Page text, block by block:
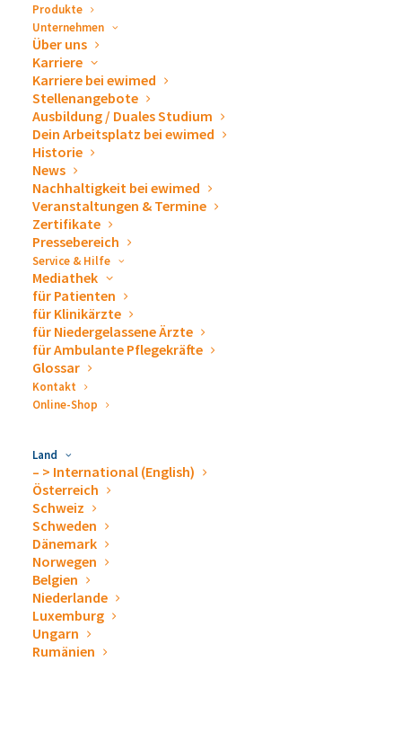
Produkte
Unternehmen
Über uns
Karriere
Karriere bei ewimed
Stellenangebote
Ausbildung / Duales Studium
Dein Arbeitsplatz bei ewimed
Historie
News
Nachhaltigkeit bei ewimed
Veranstaltungen & Termine
Zertifikate
Pressebereich
Service & Hilfe
Mediathek
für Patienten
für Klinikärzte
für Niedergelassene Ärzte
für Ambulante Pflegekräfte
Glossar
Kontakt
Online-Shop
Land
– > International (English)
Österreich
Schweiz
Schweden
Dänemark
Norwegen
Belgien
Niederlande
Luxemburg
Ungarn
Rumänien
Versorgung eines Katheter zu Hause
4. November 2025
ARTIKEL LESEN
Organisatorische Änderung Skandinavien
7. Oktober 2025